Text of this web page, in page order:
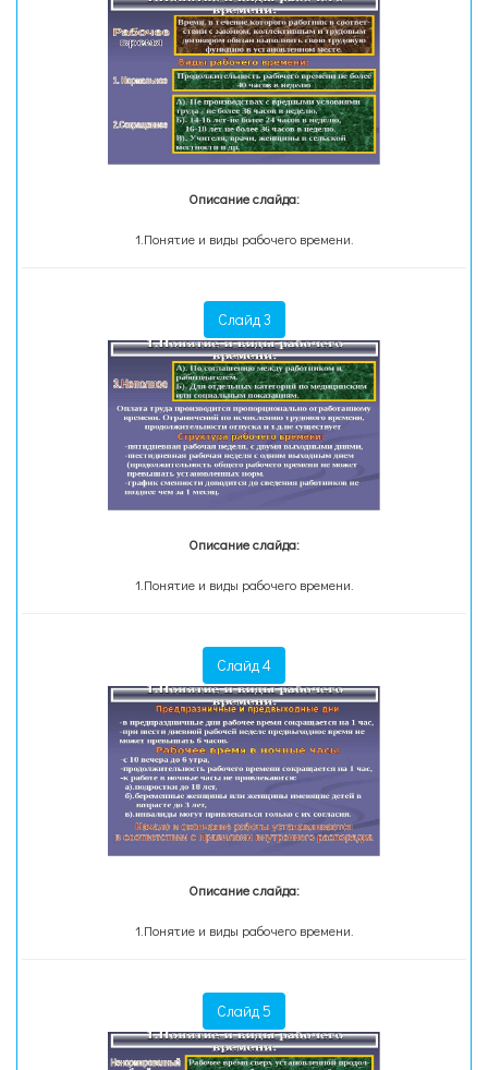
Описание слайда:
1.Понятие и виды рабочего времени.
Слайд 3
Описание слайда:
1.Понятие и виды рабочего времени.
Слайд 4
Описание слайда:
1.Понятие и виды рабочего времени.
Слайд 5